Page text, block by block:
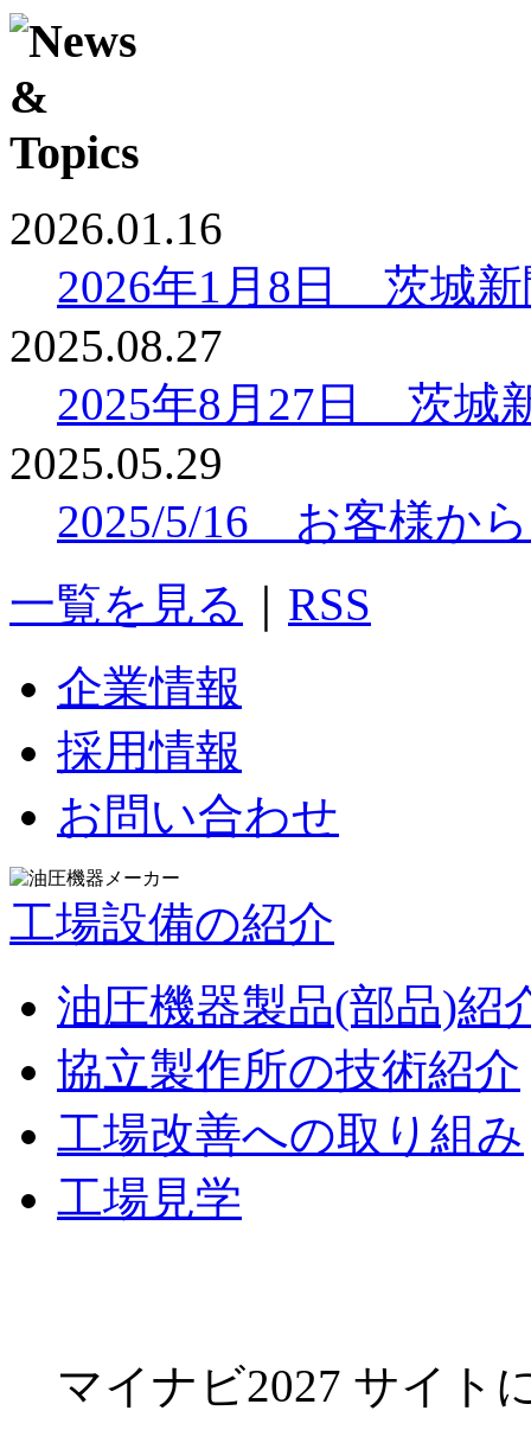
2026.01.16
2026年1月8日 茨城
2025.08.27
2025年8月27日 茨城
2025.05.29
2025/5/16 お客様か
一覧を見る
RSS
企業情報
採用情報
お問い合わせ
工場設備の紹介
油圧機器製品(部品)紹
協立製作所の技術紹介
工場改善への取り組み
工場見学
マイナビ2027 サイト